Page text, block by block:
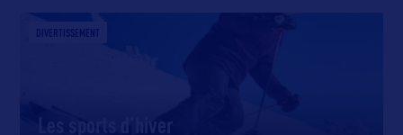
DIVERTISSEMENT